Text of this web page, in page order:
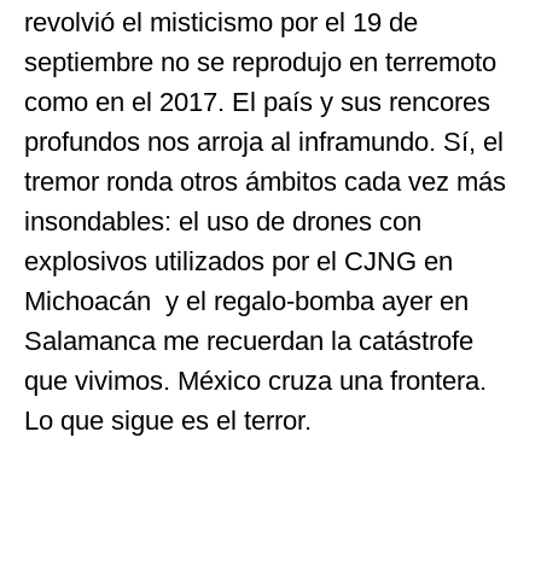
revolvió el misticismo por el 19 de
septiembre no se reprodujo en terremoto
como en el 2017. El país y sus rencores
profundos nos arroja al inframundo. Sí, el
tremor ronda otros ámbitos cada vez más
insondables: el uso de drones con
explosivos utilizados por el CJNG en
Michoacán y el regalo-bomba ayer en
Salamanca me recuerdan la catástrofe
que vivimos. México cruza una frontera.
Lo que sigue es el terror.